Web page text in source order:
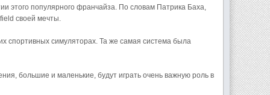
этого популярного франчайза. По словам Патрика Баха,
своей мечты.
спортивных симуляторах. Та же самая система была
большие и маленькие, будут играть очень важную роль в